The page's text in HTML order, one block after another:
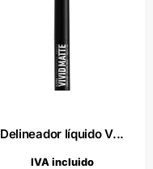
Delineador líquido V...
IVA incluido